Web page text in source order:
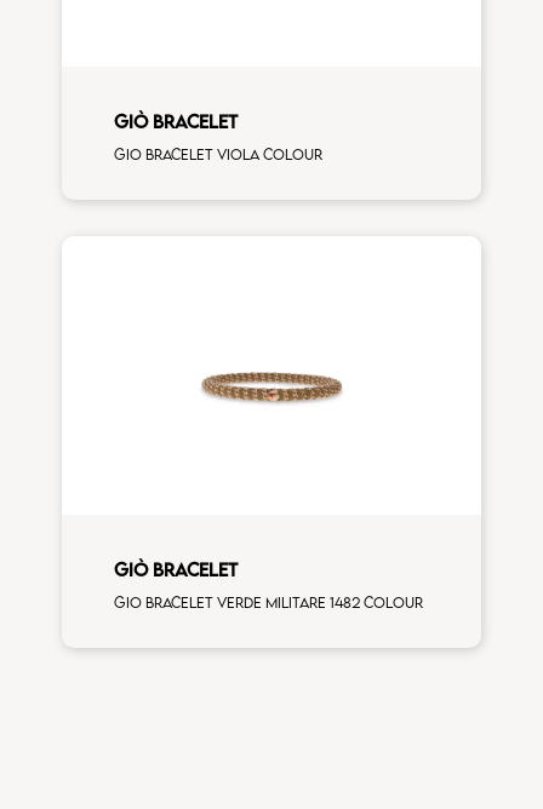
GIÒ BRACELET
Gio bracelet viola colour
GIÒ BRACELET
Gio bracelet verde militare 1482 colour